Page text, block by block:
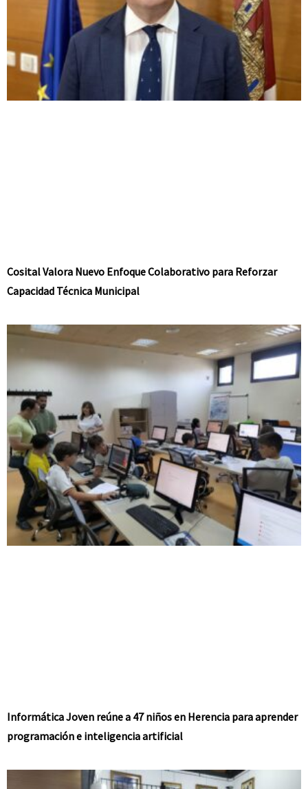
Cosital Valora Nuevo Enfoque Colaborativo para Reforzar
Capacidad Técnica Municipal
Informática Joven reúne a 47 niños en Herencia para aprender
programación e inteligencia artificial